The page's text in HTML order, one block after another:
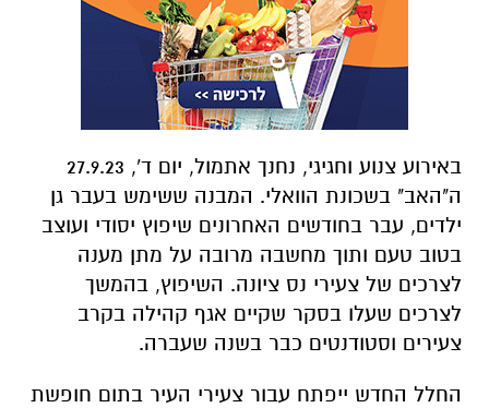
באירוע צנוע וחגיגי, נחנך אתמול, יום ד', 27.9.23
ה"האב" בשכונת הוואלי. המבנה ששימש בעבר גן
ילדים, עבר בחודשים האחרונים שיפוץ יסודי ועוצב
בטוב טעם ותוך מחשבה מרובה על מתן מענה
לצרכים של צעירי נס ציונה. השיפוץ, בהמשך
לצרכים שעלו בסקר שקיים אגף קהילה בקרב
צעירים וסטודנטים כבר בשנה שעברה.
החלל החדש ייפתח עבור צעירי העיר בתום חופשת